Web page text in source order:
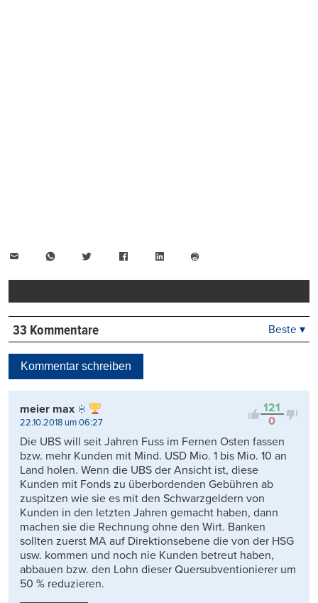
WhatsAppTwitter FacebookLinkedIn
drucken
33 Kommentare
Kontrovers
Beste ▾
Kommentar schreiben
121
0
meier max
22.10.2018 um 06:27
Die UBS will seit Jahren Fuss im Fernen Osten fassen
bzw. mehr Kunden mit Mind. USD Mio. 1 bis Mio. 10 an
Land holen. Wenn die UBS der Ansicht ist, diese
Kunden mit Fonds zu überbordenden Gebühren ab
zuspitzen wie sie es mit den Schwarzgeldern von
Kunden in den letzten Jahren gemacht haben, dann
machen sie die Rechnung ohne den Wirt. Banken
sollten zuerst MA auf Direktionsebene die von der HSG
usw. kommen und noch nie Kunden betreut haben,
abbauen bzw. den Lohn dieser Quersubventionierer um
50 % reduzieren.